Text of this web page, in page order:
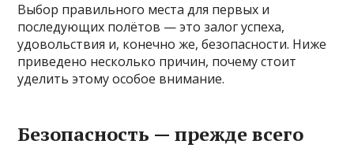
Выбор правильного места для первых и
последующих полётов — это залог успеха,
удовольствия и, конечно же, безопасности. Ниже
приведено несколько причин, почему стоит
уделить этому особое внимание.
Безопасность — прежде всего